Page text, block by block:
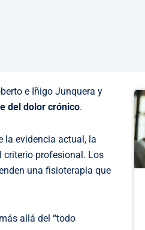
e Iñigo Junquera y
del dolor crónico.
la evidencia actual, la
criterio profesional. Los
una fisioterapia que
allá del “todo